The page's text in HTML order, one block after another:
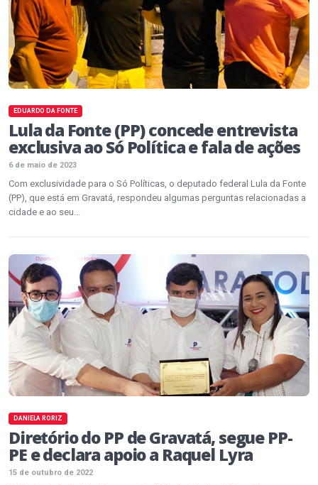
EDUARDO DA FONTE
Lula da Fonte (PP) concede entrevista
exclusiva ao Só Política e fala de ações
6 de maio de 2023
Com exclusividade para o Só Políticas, o deputado federal Lula da Fonte
(PP), que está em Gravatá, respondeu algumas perguntas relacionadas a
cidade e ao seu...
DANIELA RORIZ
Diretório do PP de Gravatá, segue PP-
PE e declara apoio a Raquel Lyra
15 de outubro de 2022